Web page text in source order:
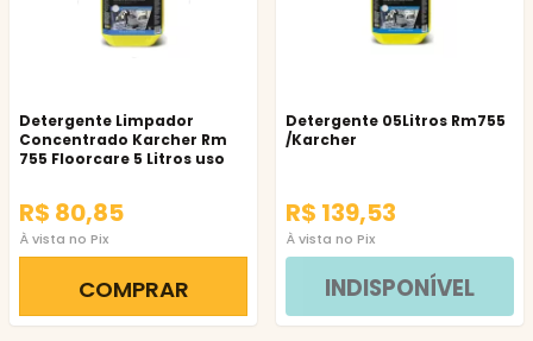
Detergente Limpador
Concentrado Karcher Rm
755 Floorcare 5 Litros uso
R$ 80,85
À vista no Pix
COMPRAR
Detergente 05Litros Rm755
/Karcher
R$ 139,53
À vista no Pix
INDISPONÍVEL